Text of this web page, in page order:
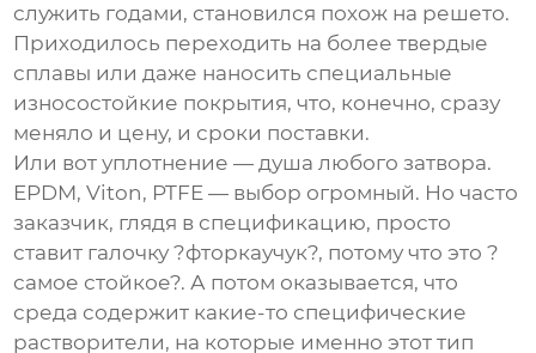
служить годами, становился похож на решето.
Приходилось переходить на более твердые
сплавы или даже наносить специальные
износостойкие покрытия, что, конечно, сразу
меняло и цену, и сроки поставки.
Или вот уплотнение — душа любого затвора.
EPDM, Viton, PTFE — выбор огромный. Но часто
заказчик, глядя в спецификацию, просто
ставит галочку ?фторкаучук?, потому что это ?
самое стойкое?. А потом оказывается, что
среда содержит какие-то специфические
растворители, на которые именно этот тип